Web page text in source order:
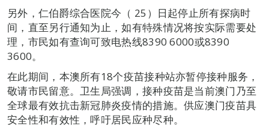
另外，仁伯爵综合医院今（ 25）日起停止所有探病时
间，直至另行通知为止，如有特殊情况将按实际需要处
理，市民如有查询可致电热线8390 6000或8390
3600。
在此期间，本澳所有18个疫苗接种站亦暂停接种服务，
敬请市民留意。卫生局强调，接种疫苗是当前澳门乃至
全球最有效抗击新冠肺炎疫情的措施。供应澳门疫苗具
安全性和有效性，呼吁居民应种尽种。